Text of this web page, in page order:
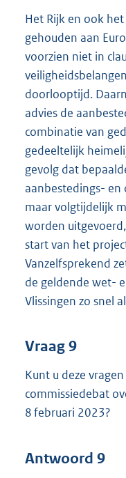
Het Rijk en ook
gehouden aan
voorzien niet in
doorlooptijd.
advies de
combinatie van
gedeeltelijk
gevolg dat
aanbestedings-
maar volgtijdelijk
worden
start van het
Vanzelfsprekend
de geldende wet-
Vlissingen zo snel
Vraag 9
Kunt u deze
commissiedebat
8 februari 2023?
Antwoord 9